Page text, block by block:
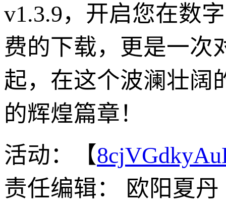
v1.3.9，开启您在数
费的下载，更是一次
起，在这个波澜壮阔
的辉煌篇章！
活动：【
责任编辑： 欧阳夏丹